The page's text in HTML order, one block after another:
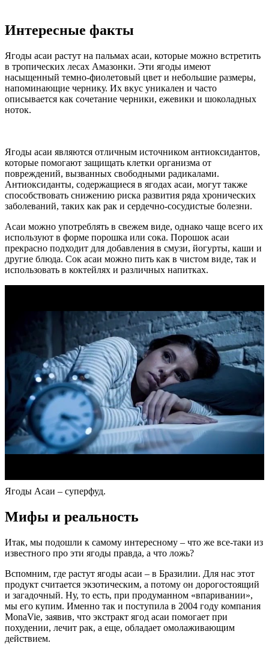
Интересные факты
Ягоды асаи растут на пальмах асаи, которые можно встретить
в тропических лесах Амазонки. Эти ягоды имеют
насыщенный темно-фиолетовый цвет и небольшие размеры,
напоминающие чернику. Их вкус уникален и часто
описывается как сочетание черники, ежевики и шоколадных
ноток.
Ягоды асаи являются отличным источником антиоксидантов,
которые помогают защищать клетки организма от
повреждений, вызванных свободными радикалами.
Антиоксиданты, содержащиеся в ягодах асаи, могут также
способствовать снижению риска развития ряда хронических
заболеваний, таких как рак и сердечно-сосудистые болезни.
Асаи можно употреблять в свежем виде, однако чаще всего их
используют в форме порошка или сока. Порошок асаи
прекрасно подходит для добавления в смузи, йогурты, каши и
другие блюда. Сок асаи можно пить как в чистом виде, так и
использовать в коктейлях и различных напитках.
Ягоды Асаи – суперфуд.
Мифы и реальность
Итак, мы подошли к самому интересному – что же все-таки из
известного про эти ягоды правда, а что ложь?
Вспомним, где растут ягоды асаи – в Бразилии. Для нас этот
продукт считается экзотическим, а потому он дорогостоящий
и загадочный. Ну, то есть, при продуманном «впаривании»,
мы его купим. Именно так и поступила в 2004 году компания
MonaVie, заявив, что экстракт ягод асаи помогает при
похудении, лечит рак, а еще, обладает омолаживающим
действием.